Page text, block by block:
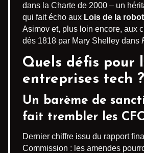
dans la Charte de 2000 – un
qui fait écho aux Lois de la
Asimov et, plus loin encore, aux
dès 1818 par Mary Shelley dans
Quels défis pour
entreprises tech ?
Un barème de
fait trembler les
Dernier chiffre issu du rapport
Commission : les amendes